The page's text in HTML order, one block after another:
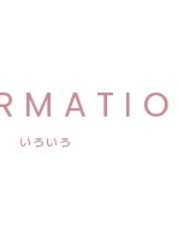
いろいろ